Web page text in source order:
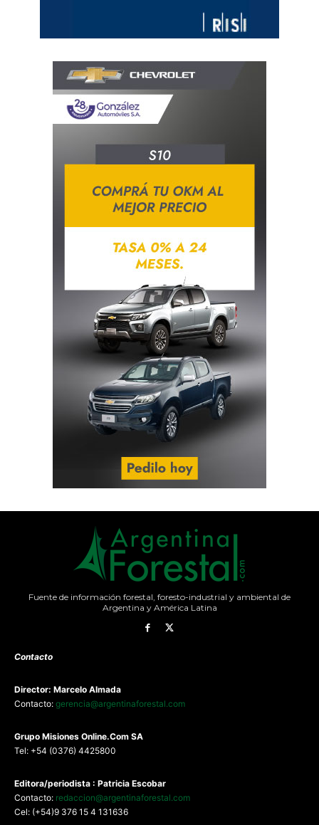
Fuente de información forestal, foresto-industrial y ambiental de
Argentina y América Latina
Contacto
Director: Marcelo Almada
Contacto: gerencia@argentinaforestal.com
Grupo Misiones Online.Com SA
Tel: +54 (0376) 4425800
Editora/periodista : Patricia Escobar
Contacto: redaccion@argentinaforestal.com
Cel: (+54)9 376 15 4 131636